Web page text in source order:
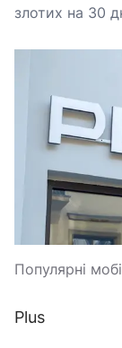
злотих на 30
Популярні
Plus